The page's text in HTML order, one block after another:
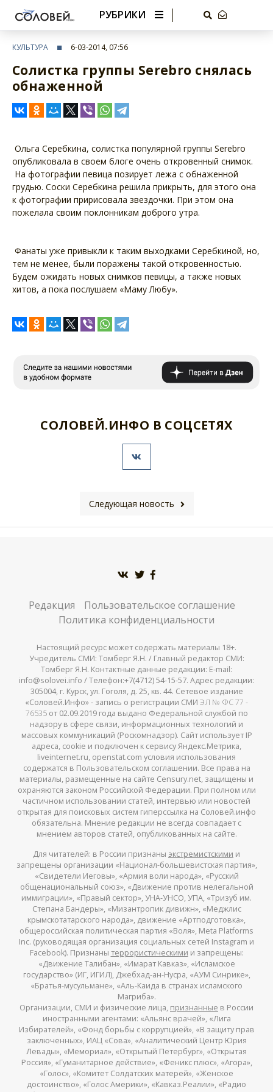
РУБРИКИ
КУЛЬТУРА 6-03-2014, 07:56
Солистка группы Serebro снялась
обнаженной
Ольга Серебкина, солистка популярной группы Serebro
опубликовала в своем блоге очень откровенный снимок.
На фотографии певица позирует лежа с обнаженной
грудью. Соски Серебкина решила прикрыть, для этого она
к фотографии пририсовала звездочки. При этом она
пожелала своим поклонникам доброго утра.
Фанаты уже привыкли к таким выходками Серебкиной, но,
тем не менее, были поражены такой откровенностью.
Будем ожидать новых снимков певицы, а также новых
хитов, а пока послушаем «Маму Любу».
СОЛОВЕЙ.ИНФО В СОЦСЕТЯХ
Следующая новость
Редакция
Пользовательское соглашение
Политика конфиденциальности
Настоящий ресурс может содержать материалы 18+.
Учредитель СМИ: Томберг Я.Н. / Главный редактор СМИ:
Томберг Я.Н. Контактные данные редакции: E-mail:
info@solovei.info / Телефон:+7(4712) 54-15-57. Адрес редакции:
305004, г. Курск, ул. Гоголя, д. 25, кв. 44. Сетевое издание
«Соловей.Инфо» - запись о регистрации СМИ ЭЛ № ФС 77 -
76535от 02.09.2019 года выдано Федеральной службой по
надзору в сфере связи, информационных технологий и
массовых коммуникаций (Роскомнадзор). Сайт использует IP
адреса, cookie и подключен к сервису Яндекс.Метрика,
liveinternet.ru, openstat.com условия использования
содержатся в Пользовательском соглашении. Все права на
материалы, размещенные на сайте Censury.net, защищены и
охраняются законом Российской Федерации. При полном или
частичном использовании статей, интервью или новостей
открытая для поисковых систем гиперссылка на Соловей.инфо
обязательна. Мнение редакции не всегда совпадает с
мнением авторов статей, опубликованных на сайте.
Для читателей: в России признаны экстремистскими и
запрещены организации «Национал-большевистская партия»,
«Свидетели Иеговы», «Армия воли народа», «Русский
общенациональный союз», «Движение против нелегальной
иммиграции», «Правый сектор», УНА-УНСО, УПА, «Тризуб им.
Степана Бандеры», «Мизантропик дивижн», «Меджлис
крымскотатарского народа», движение «Артподготовка»,
общероссийская политическая партия «Воля», Meta Platforms
Inc. (руководящая организация социальных сетей Instagram и
Facebook). Признаны террористическими и запрещены:
«Движение Талибан», «Имарат Кавказ», «Исламское
государство» (ИГ, ИГИЛ), Джебхад-ан-Нусра, «АУМ Синрике»,
«Братья-мусульмане», «Аль-Каида в странах исламского
Магриба».
Организации, СМИ и физические лица, признанные в России
иностранными агентами: «Альянс врачей», «Лига
Избирателей», «Фонд борьбы с коррупцией», «В защиту прав
заключенных», ИАЦ «Сова», «Аналитический Центр Юрия
Левады», «Мемориал», «Открытый Петербург», «Открытая
Россия», «Гуманитарное действие», «Феникс плюс», «Агора»,
«Голос», «Комитет Солдатских матерей», «Женское
достоинство», «Голос Америки», «Кавказ.Реалии», «Радио